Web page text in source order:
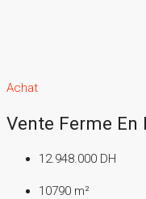
Achat
Vente Ferme En
12.948.000 DH
10790 m²